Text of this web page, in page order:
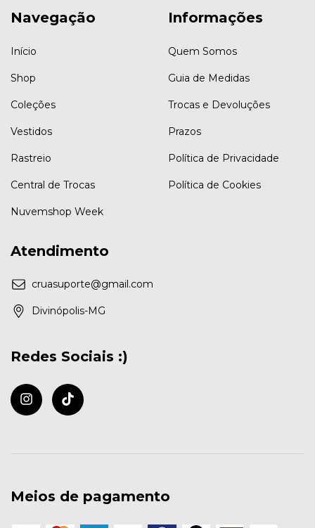
Navegação
Início
Shop
Coleções
Vestidos
Rastreio
Central de Trocas
Nuvemshop Week
Informações
Quem Somos
Guia de Medidas
Trocas e Devoluções
Prazos
Política de Privacidade
Política de Cookies
Atendimento
cruasuporte@gmail.com
Divinópolis-MG
Redes Sociais :)
Meios de pagamento